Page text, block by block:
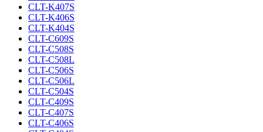
CLT-K407S
CLT-K406S
CLT-K404S
CLT-C609S
CLT-C508S
CLT-C508L
CLT-C506S
CLT-C506L
CLT-C504S
CLT-C409S
CLT-C407S
CLT-C406S